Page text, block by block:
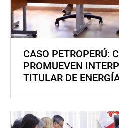
CASO PETROPERÚ:
PROMUEVEN
TITULAR DE